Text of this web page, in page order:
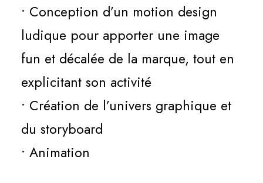
• Conception d’un motion design
ludique pour apporter une image
fun et décalée de la marque, tout en
explicitant son activité
• Création de l’univers graphique et
du storyboard
• Animation